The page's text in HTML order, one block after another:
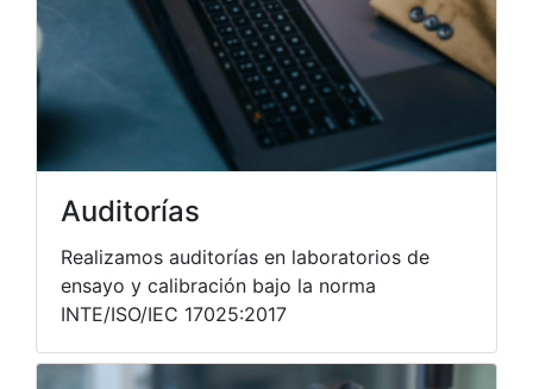
Auditorías
Realizamos auditorías en laboratorios de
ensayo y calibración bajo la norma
INTE/ISO/IEC 17025:2017